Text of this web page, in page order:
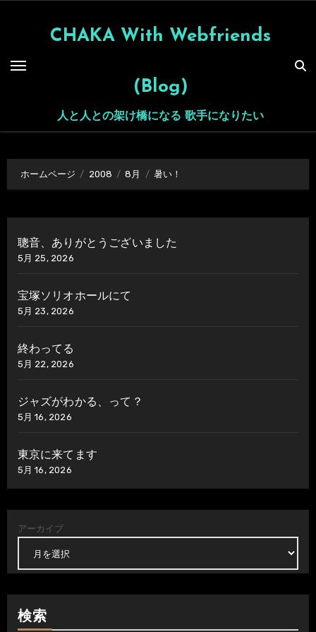
CHAKA With Webfriends
(Blog)
人と人との架け橋になる 歌手になりたい
ホームページ 2008 8月 暑い！
聰音、ありがとうございました
5月 25, 2026
宝塚ソリオホールにて
5月 23, 2026
終わってる
5月 22, 2026
ジャズがわかる、って？
5月 16, 2026
東京に来てます
5月 16, 2026
アーカイブ
検索